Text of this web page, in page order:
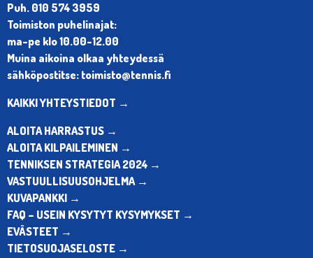
Puh. 010 574 3959
Toimiston puhelinajat:
ma-pe klo 10.00-12.00
Muina aikoina olkaa yhteydessä
sähköpostitse: toimisto@tennis.fi
KAIKKI YHTEYSTIEDOT →
ALOITA HARRASTUS →
ALOITA KILPAILEMINEN →
TENNIKSEN STRATEGIA 2024 →
VASTUULLISUUSOHJELMA →
KUVAPANKKI →
FAQ – USEIN KYSYTYT KYSYMYKSET →
EVÄSTEET →
TIETOSUOJASELOSTE →